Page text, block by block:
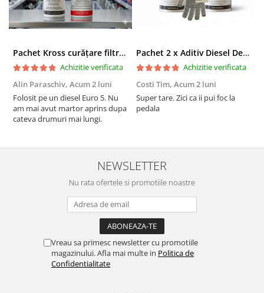
Pachet Kross curățare filtru particule DPF și etanșare ulei 250 ml + 250 ml
Achizitie verificata
Alin Paraschiv, Acum 2 luni
Folosit pe un diesel Euro 5. Nu
am mai avut martor aprins dupa
cateva drumuri mai lungi.
Pachet 2 x Aditiv Diesel Detox Premium Kross - Curățare Completă, +5 Puncte Cetanic & Protecție DPF/EGR
Achizitie verificata
Costi Tim, Acum 2 luni
Super tare. Zici ca ii pui foc la
pedala
NEWSLETTER
Nu rata ofertele si promotiile noastre
Vreau sa primesc newsletter cu promotiile
magazinului. Afla mai multe in Politica de
Confidentialitate